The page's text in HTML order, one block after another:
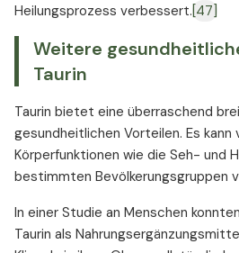
Heilungsprozess verbessert. [47]
Weitere
Taurin
Taurin bietet eine überraschend
gesundheitlichen Vorteilen. Es kann
Körperfunktionen wie die Seh- und
bestimmten Bevölkerungsgruppen
In einer Studie an Menschen
Taurin als